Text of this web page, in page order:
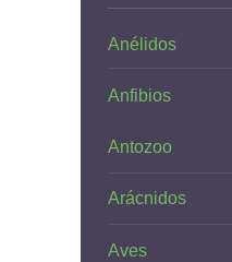
Anélidos
Anfibios
Antozoo
Arácnidos
Aves